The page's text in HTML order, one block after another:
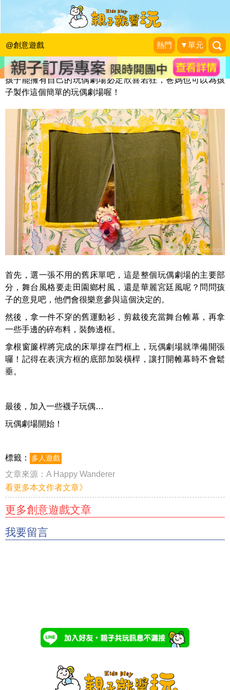
@創意遊戲 熱門 ▼單元
玩偶劇場
KidsPlay編輯室
孩子能擁有自己的玩偶劇場必定欣喜若狂，爸媽也可以為孩
子製作這個簡單的玩偶劇場喔！
首先，選一張不用的舊床單吧，這是整個玩偶劇場的主要部
分，舞台風格要走田園鄉村風，還是華麗宮廷風呢？問問孩
子的意見吧，他們會很樂意參與這個決定的。
然後，拿一件不穿的舊運動衫，剪裁後充當舞台帷幕，再拿
一些手邊的碎布料，裝飾邊框。
拿根窗簾桿將完成的床單撐在門框上，玩偶劇場就準備開張
囉！記得在表演方框的底部加裝橫桿，讓打開帷幕時不會鬆
垂。
最後，加入一些襪子玩偶…
玩偶劇場開始！
標籤： 多人遊戲
文章來源： A Happy Wanderer
看更多本文作者文章》
更多創意遊戲文章
我要留言